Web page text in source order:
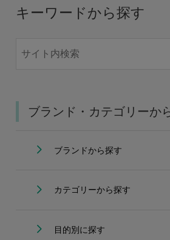
キーワードから探す
ブランド・カテゴリーか
ブランドから探す
カテゴリーから探す
目的別に探す